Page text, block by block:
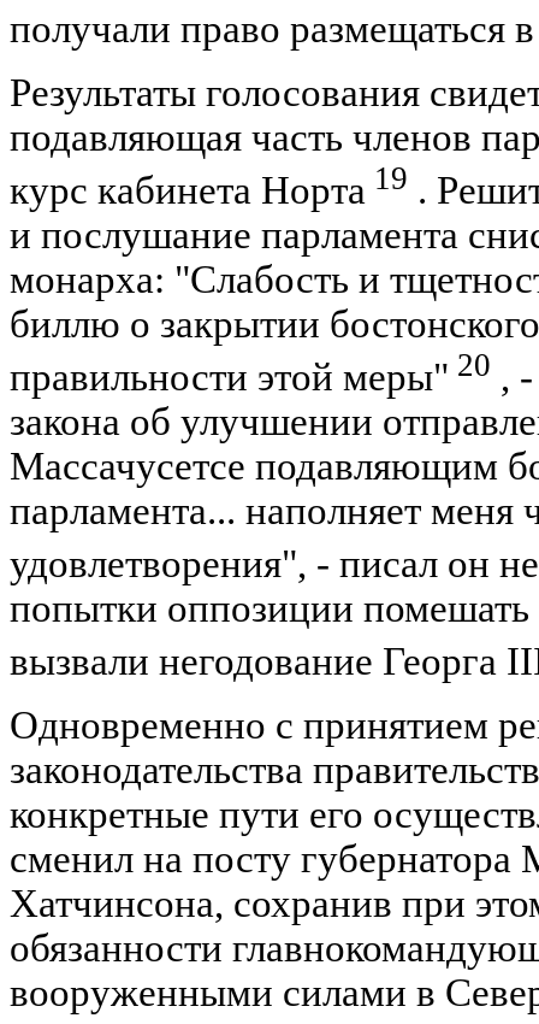
получали право размещаться
Результаты голосования
подавляющая часть членов
курс кабинета Норта 19 .
и послушание парламента
монарха: "Слабость и
биллю о закрытии
правильности этой меры" 20 ,
закона об улучшении
Массачусетсе подавляющим
парламента... наполняет меня
удовлетворения", - писал он
попытки оппозиции помешать
вызвали негодование Георга
Одновременно с принятием
законодательства
конкретные пути его
сменил на посту губернатора
Хатчинсона, сохранив при
обязанности
вооруженными силами в